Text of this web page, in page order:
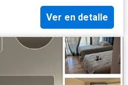
Ver en detalle